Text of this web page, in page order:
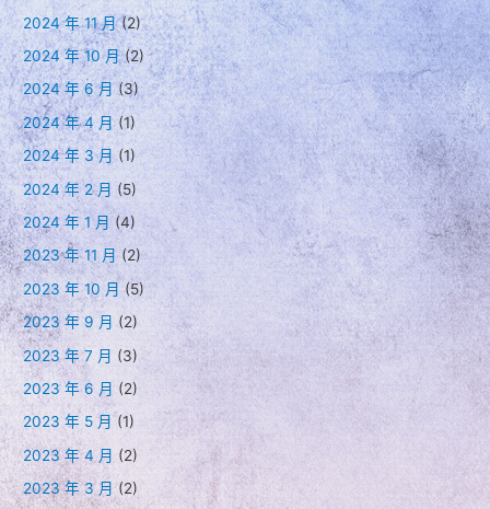
2024 年 11 月(2)
2024 年 10 月(2)
2024 年 6 月(3)
2024 年 4 月(1)
2024 年 3 月(1)
2024 年 2 月 (5)
2024 年 1 月 (4)
2023 年 11 月(2)
2023 年 10 月 (5)
2023 年 9 月 (2)
2023 年 7 月 (3)
2023 年 6 月 (2)
2023 年 5 月(1)
2023 年 4 月 (2)
2023 年 3 月 (2)